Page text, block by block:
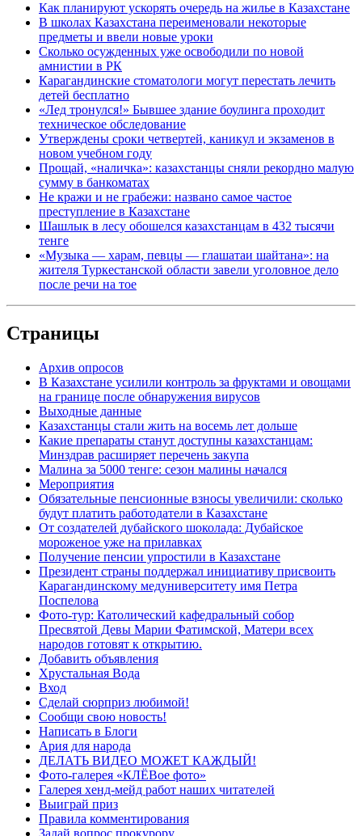
Как планируют ускорять очередь на жилье в Казахстане
В школах Казахстана переименовали некоторые
предметы и ввели новые уроки
Сколько осужденных уже освободили по новой
амнистии в РК
Карагандинские стоматологи могут перестать лечить
детей бесплатно
«Лед тронулся!» Бывшее здание боулинга проходит
техническое обследование
Утверждены сроки четвертей, каникул и экзаменов в
новом учебном году
Прощай, «наличка»: казахстанцы сняли рекордно малую
сумму в банкоматах
Не кражи и не грабежи: названо самое частое
преступление в Казахстане
Шашлык в лесу обошелся казахстанцам в 432 тысячи
тенге
«Музыка — харам, певцы — глашатаи шайтана»: на
жителя Туркестанской области завели уголовное дело
после речи на тое
Страницы
Архив опросов
В Казахстане усилили контроль за фруктами и овощами
на границе после обнаружения вирусов
Выходные данные
Казахстанцы стали жить на восемь лет дольше
Какие препараты станут доступны казахстанцам:
Минздрав расширяет перечень закупа
Малина за 5000 тенге: сезон малины начался
Мероприятия
Обязательные пенсионные взносы увеличили: сколько
будут платить работодатели в Казахстане
От создателей дубайского шоколада: Дубайское
мороженое уже на прилавках
Получение пенсии упростили в Казахстане
Президент страны поддержал инициативу присвоить
Карагандинскому медуниверситету имя Петра
Поспелова
Фото-тур: Католический кафедральный собор
Пресвятой Девы Марии Фатимской, Матери всех
народов готовят к открытию.
Добавить объявления
Хрустальная Вода
Вход
Сделай сюрприз любимой!
Сообщи свою новость!
Написать в Блоги
Ария для народа
ДЕЛАТЬ ВИДЕО МОЖЕТ КАЖДЫЙ!
Фото-галерея «КЛЁВое фото»
Галерея хенд-мейд работ наших читателей
Выиграй приз
Правила комментирования
Задай вопрос прокурору